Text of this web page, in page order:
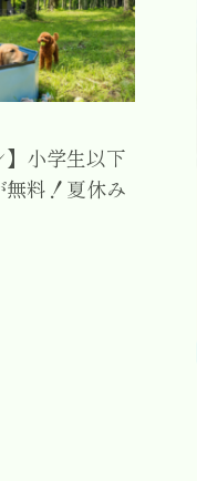
】小学生以下
料！夏休み